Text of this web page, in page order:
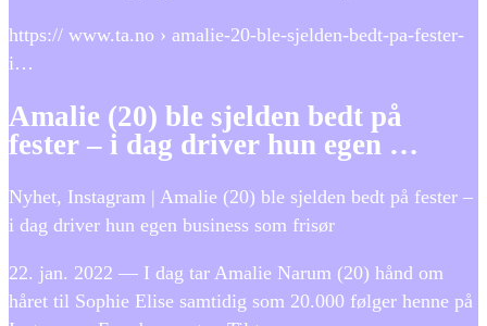
https:// www.ta.no › amalie-20-ble-sjelden-bedt-pa-fester-
i…
Amalie (20) ble sjelden bedt på
fester – i dag driver hun egen …
Nyhet, Instagram | Amalie (20) ble sjelden bedt på fester –
i dag driver hun egen business som frisør
22. jan. 2022 — I dag tar Amalie Narum (20) hånd om
håret til Sophie Elise samtidig som 20.000 følger henne på